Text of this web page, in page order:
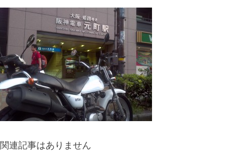
関連記事はありません